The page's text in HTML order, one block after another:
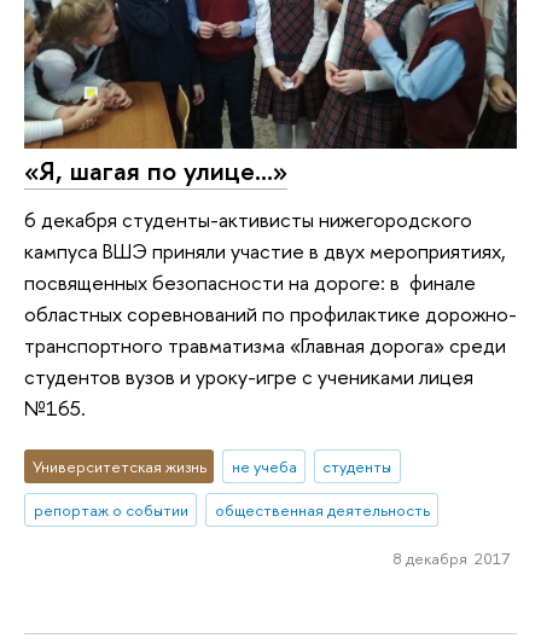
«Я, шагая по улице…»
6 декабря студенты-активисты нижегородского
кампуса ВШЭ приняли участие в двух мероприятиях,
посвященных безопасности на дороге: в финале
областных соревнований по профилактике дорожно-
транспортного травматизма «Главная дорога» среди
студентов вузов и уроку-игре с учениками лицея
№165.
Университетская жизнь не учеба
студенты
репортаж о событии
общественная деятельность
8 декабря 2017